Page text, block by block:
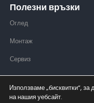
Полезни връзки
Оглед
Монтаж
Сервиз
© CUBICM3 -
Използваме „бисквитки“,
на нашия уебсайт.